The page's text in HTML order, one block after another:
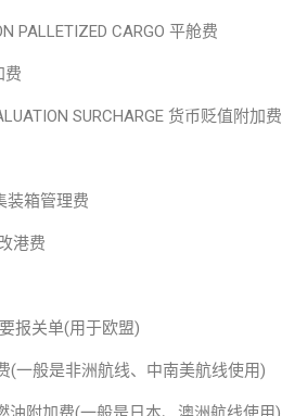
PALLETIZED CARGO 平舱费
费
SURCHARGE 货币贬值附加费
装箱管理费
港费
要报关单(用于欧盟)
(一般是非洲航线、中南美航线使用)